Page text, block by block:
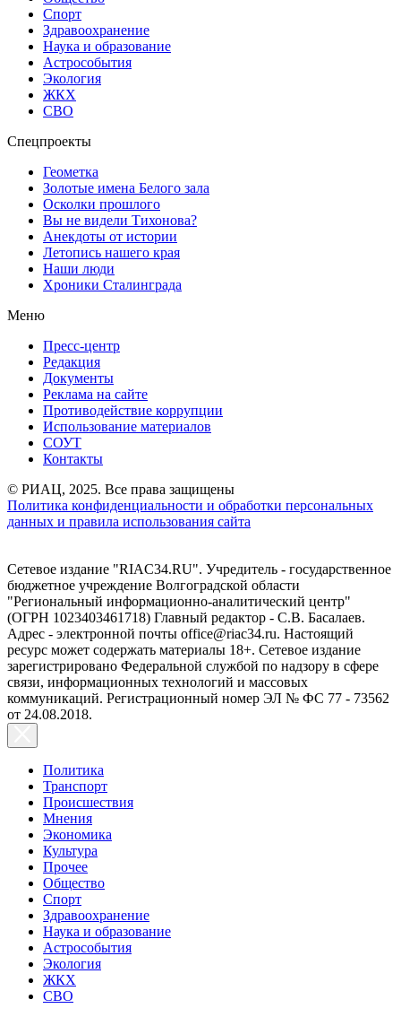
Спорт
Здравоохранение
Наука и образование
Астрособытия
Экология
ЖКХ
СВО
Спецпроекты
Геометка
Золотые имена Белого зала
Осколки прошлого
Вы не видели Тихонова?
Анекдоты от истории
Летопись нашего края
Наши люди
Хроники Сталинграда
Меню
Пресс-центр
Редакция
Документы
Реклама на сайте
Противодействие коррупции
Использование материалов
СОУТ
Контакты
© РИАЦ, 2025. Все права защищены
Политика конфиденциальности и обработки персональных
данных и правила использования сайта
Сетевое издание "RIAC34.RU". Учредитель - государственное
бюджетное учреждение Волгоградской области
"Региональный информационно-аналитический центр"
(ОГРН 1023403461718) Главный редактор - С.В. Басалаев.
Адрес - электронной почты office@riac34.ru. Настоящий
ресурс может содержать материалы 18+. Сетевое издание
зарегистрировано Федеральной службой по надзору в сфере
связи, информационных технологий и массовых
коммуникаций. Регистрационный номер ЭЛ № ФС 77 - 73562
от 24.08.2018.
Политика
Транспорт
Происшествия
Мнения
Экономика
Культура
Прочее
Общество
Спорт
Здравоохранение
Наука и образование
Астрособытия
Экология
ЖКХ
СВО